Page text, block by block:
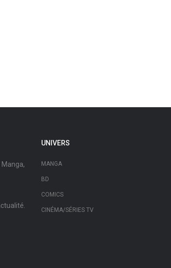
UNIVERS
MANGA
BD
COMICS
CINÉMA/SÉRIES TV